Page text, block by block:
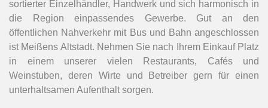
sortierter Einzelhändler, Handwerk und sich harmonisch in
die Region einpassendes Gewerbe. Gut an den
öffentlichen Nahverkehr mit Bus und Bahn angeschlossen
ist Meißens Altstadt. Nehmen Sie nach Ihrem Einkauf Platz
in einem unserer vielen Restaurants, Cafés und
Weinstuben, deren Wirte und Betreiber gern für einen
unterhaltsamen Aufenthalt sorgen.